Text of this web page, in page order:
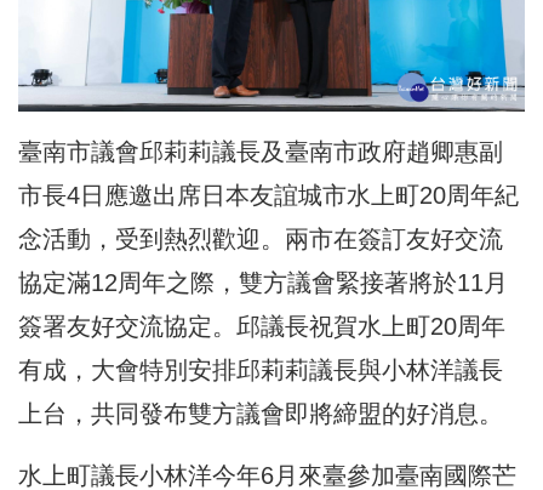
臺南市議會邱莉莉議長及臺南市政府趙卿惠副
市長4日應邀出席日本友誼城市水上町20周年紀
念活動，受到熱烈歡迎。兩市在簽訂友好交流
協定滿12周年之際，雙方議會緊接著將於11月
簽署友好交流協定。邱議長祝賀水上町20周年
有成，大會特別安排邱莉莉議長與小林洋議長
上台，共同發布雙方議會即將締盟的好消息。
水上町議長小林洋今年6月來臺參加臺南國際芒